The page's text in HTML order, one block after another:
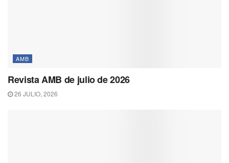
AMB
Revista AMB de julio de 2026
26 JULIO, 2026